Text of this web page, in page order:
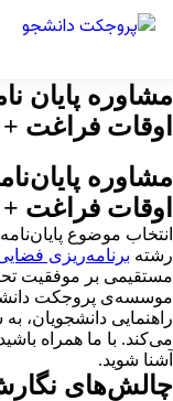
مشاوره پایان
اوقات فراغت
مشاوره
اوقات فراغت
انتخاب موضوع
رشته برنامه‌ریزی
مستقیمی بر موفقیت
موسسه‌ی پروجکت
راهنمایی دانشجویان،
می‌کند. با ما همراه
آشنا شوید.
چالش‌های